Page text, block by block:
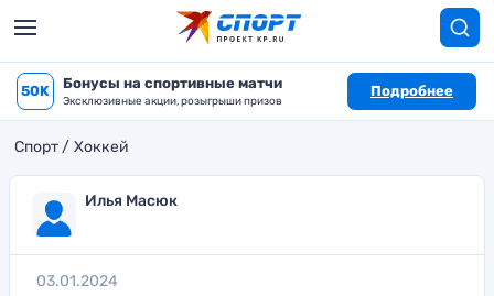
50K Бонусы на спортивные матчи
Эксклюзивные акции, розыгрыши призов
Подробнее
Спорт Хоккей
Илья Масюк
03.01.2024